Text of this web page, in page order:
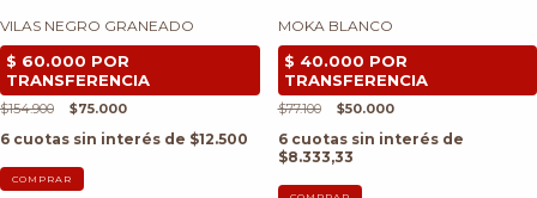
VILAS NEGRO GRANEADO
$154.900 $75.000
6 cuotas sin interés de $12.500
COMPRAR
MOKA BLANCO
$77.100 $50.000
6 cuotas sin interés de
$8.333,33